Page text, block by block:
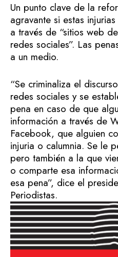
Un punto clave de la
agravante si estas
a través de “sitios web
redes sociales”. Las
a un medio.
“Se criminaliza el
redes sociales y se
pena en caso de que
información a través de
Facebook, que alguien
injuria o calumnia. Se le
pero también a la que
o comparte esa
esa pena”, dice el
Periodistas.